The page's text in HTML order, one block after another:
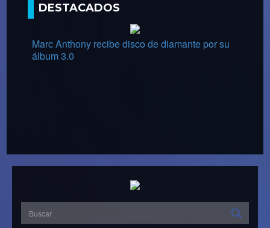
DESTACADOS
Marc Anthony recibe disco de diamante por su
álbum 3.0